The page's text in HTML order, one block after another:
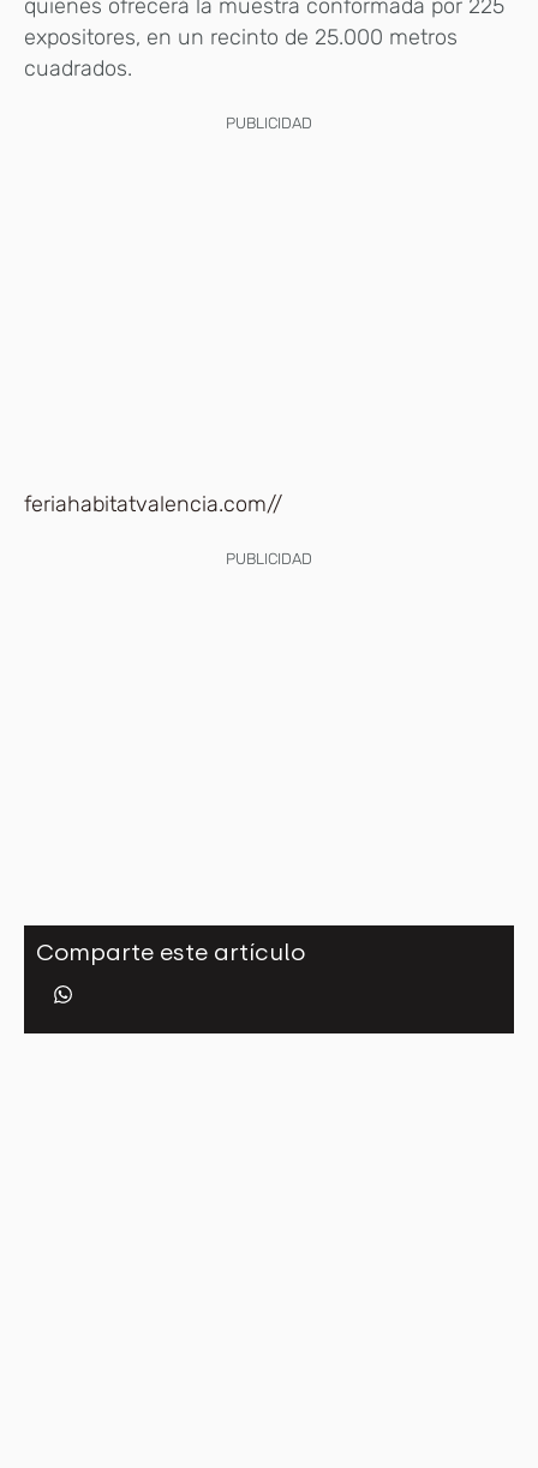
quienes ofrecerá la muestra conformada por 225
expositores, en un recinto de 25.000 metros
cuadrados.
PUBLICIDAD
feriahabitatvalencia.com//
PUBLICIDAD
Comparte este artículo